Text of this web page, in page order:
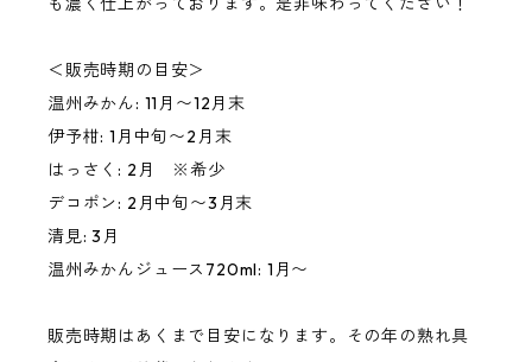
＜販売時期の目安＞
温州みかん: 11月〜12月末
伊予柑: 1月中旬〜2月末
はっさく: 2月 ※希少
デコポン: 2月中旬〜3月末
清見: 3月
温州みかんジュース720ml: 1月〜
販売時期はあくまで目安になります。その年の熟れ具